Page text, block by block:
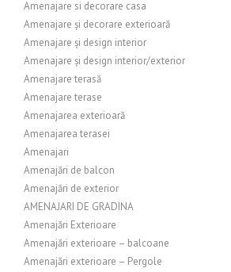
Amenajare si decorare casa
Amenajare și decorare exterioară
Amenajare și design interior
Amenajare și design interior/exterior
Amenajare terasă
Amenajare terase
Amenajarea exterioară
Amenajarea terasei
Amenajari
Amenajări de balcon
Amenajări de exterior
AMENAJARI DE GRADINA
Amenajări Exterioare
Amenajări exterioare – balcoane
Amenajări exterioare – Pergole